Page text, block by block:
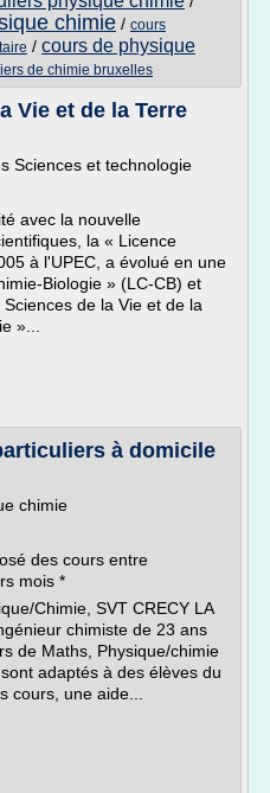
chimie / cours
/ cours de physique
de chimie bruxelles
Vie et de la Terre
Sciences et technologie
avec la nouvelle
la « Licence
à l'UPEC, a évolué en une
Biologie » (LC-CB) et
de la Vie et de la
»...
à domicile
chimie
des cours entre
mois *
Chimie, SVT CRECY LA
chimiste de 23 ans
de Maths, Physique/chimie
adaptés à des élèves du
cours, une aide...